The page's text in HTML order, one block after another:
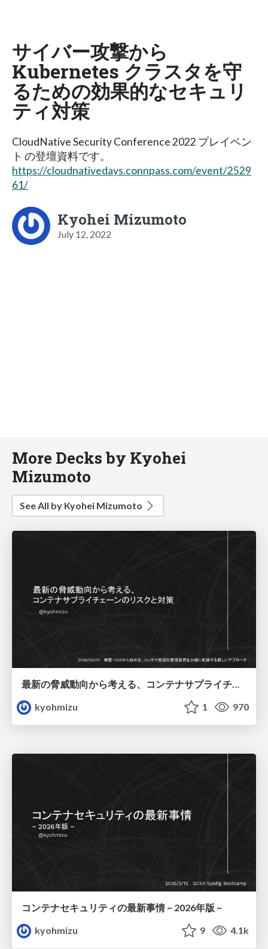
サイバー攻撃から
Kubernetes クラスタを守
るための効果的なセキュリ
ティ対策
CloudNative Security Conference 2022 プレイベン
ト の登壇資料です。
https://cloudnativedays.connpass.com/event/2529
61/
Kyohei Mizumoto
July 12, 2022
More Decks by Kyohei
Mizumoto
See All by Kyohei Mizumoto
最新の脅威動向から考える、コンテナサプライチェーンのリスクと対策
kyohmizu
1 970
コンテナセキュリティの最新事情 ~ 2026年版 ~
kyohmizu
9 4.1k